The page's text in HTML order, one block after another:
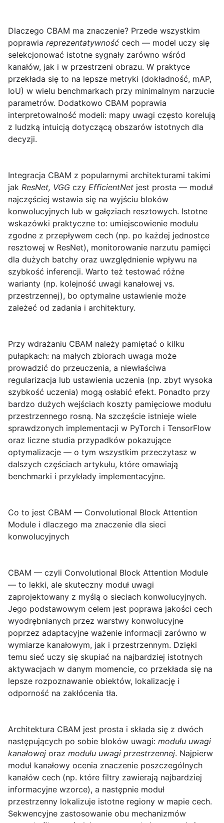
Dlaczego CBAM ma znaczenie? Przede wszystkim
poprawia reprezentatywność cech — model uczy się
selekcjonować istotne sygnały zarówno wśród
kanałów, jak i w przestrzeni obrazu. W praktyce
przekłada się to na lepsze metryki (dokładność, mAP,
IoU) w wielu benchmarkach przy minimalnym narzucie
parametrów. Dodatkowo CBAM poprawia
interpretowalność modeli: mapy uwagi często korelują
z ludzką intuicją dotyczącą obszarów istotnych dla
decyzji.
Integracja CBAM z popularnymi architekturami takimi
jak ResNet, VGG czy EfficientNet jest prosta — moduł
najczęściej wstawia się na wyjściu bloków
konwolucyjnych lub w gałęziach resztowych. Istotne
wskazówki praktyczne to: umiejscowienie modułu
zgodne z przepływem cech (np. po każdej jednostce
resztowej w ResNet), monitorowanie narzutu pamięci
dla dużych batchy oraz uwzględnienie wpływu na
szybkość inferencji. Warto też testować różne
warianty (np. kolejność uwagi kanałowej vs.
przestrzennej), bo optymalne ustawienie może
zależeć od zadania i architektury.
Przy wdrażaniu CBAM należy pamiętać o kilku
pułapkach: na małych zbiorach uwaga może
prowadzić do przeuczenia, a niewłaściwa
regularizacja lub ustawienia uczenia (np. zbyt wysoka
szybkość uczenia) mogą osłabić efekt. Ponadto przy
bardzo dużych wejściach koszty pamięciowe modułu
przestrzennego rosną. Na szczęście istnieje wiele
sprawdzonych implementacji w PyTorch i TensorFlow
oraz liczne studia przypadków pokazujące
optymalizacje — o tym wszystkim przeczytasz w
dalszych częściach artykułu, które omawiają
benchmarki i przykłady implementacyjne.
Co to jest CBAM — Convolutional Block Attention
Module i dlaczego ma znaczenie dla sieci
konwolucyjnych
CBAM — czyli Convolutional Block Attention Module
— to lekki, ale skuteczny moduł uwagi
zaprojektowany z myślą o sieciach konwolucyjnych.
Jego podstawowym celem jest poprawa jakości cech
wyodrębnianych przez warstwy konwolucyjne
poprzez adaptacyjne ważenie informacji zarówno w
wymiarze kanałowym, jak i przestrzennym. Dzięki
temu sieć uczy się skupiać na najbardziej istotnych
aktywacjach w danym momencie, co przekłada się na
lepsze rozpoznawanie obiektów, lokalizację i
odporność na zakłócenia tła.
Architektura CBAM jest prosta i składa się z dwóch
następujących po sobie bloków uwagi: modułu uwagi
kanałowej oraz modułu uwagi przestrzennej. Najpierw
moduł kanałowy ocenia znaczenie poszczególnych
kanałów cech (np. które filtry zawierają najbardziej
informacyjne wzorce), a następnie moduł
przestrzenny lokalizuje istotne regiony w mapie cech.
Sekwencyjne zastosowanie obu mechanizmów